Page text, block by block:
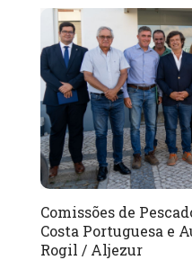
Comissões de
Costa Portuguesa e
Rogil / Aljezur